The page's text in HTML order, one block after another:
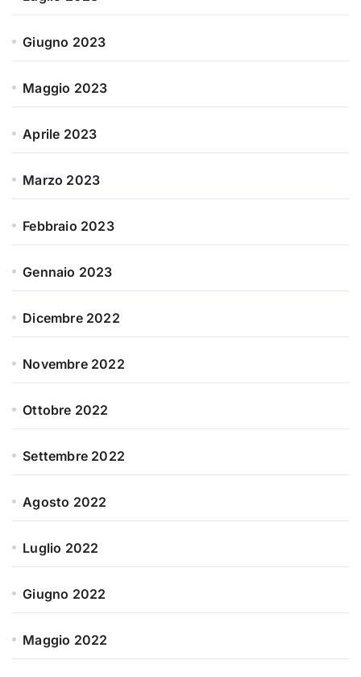
Giugno 2023
Maggio 2023
Aprile 2023
Marzo 2023
Febbraio 2023
Gennaio 2023
Dicembre 2022
Novembre 2022
Ottobre 2022
Settembre 2022
Agosto 2022
Luglio 2022
Giugno 2022
Maggio 2022